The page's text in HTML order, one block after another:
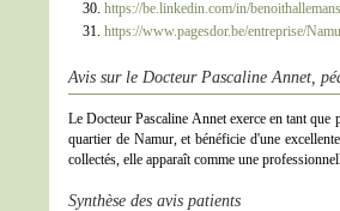
https://be.linkedin.com/in/
https://www.pagesdor.be/entreprise/
Avis sur le Docteur Pascaline Annet,
Le Docteur Pascaline Annet exerce en tant que
quartier de Namur, et bénéficie d'une
collectés, elle apparaît comme une
Synthèse des avis patients